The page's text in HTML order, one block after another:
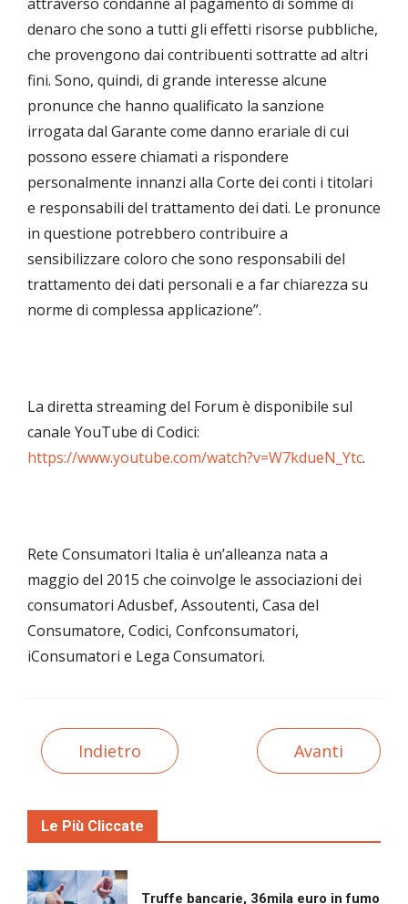
denaro che sono a tutti gli effetti risorse pubbliche,
che provengono dai contribuenti sottratte ad altri
fini. Sono, quindi, di grande interesse alcune
pronunce che hanno qualificato la sanzione
irrogata dal Garante come danno erariale di cui
possono essere chiamati a rispondere
personalmente innanzi alla Corte dei conti i titolari
e responsabili del trattamento dei dati. Le pronunce
in questione potrebbero contribuire a
sensibilizzare coloro che sono responsabili del
trattamento dei dati personali e a far chiarezza su
norme di complessa applicazione”.
La diretta streaming del Forum è disponibile sul
canale YouTube di Codici:
https://www.youtube.com/watch?v=W7kdueN_Ytc.
Rete Consumatori Italia è un’alleanza nata a
maggio del 2015 che coinvolge le associazioni dei
consumatori Adusbef, Assoutenti, Casa del
Consumatore, Codici, Confconsumatori,
iConsumatori e Lega Consumatori.
Indietro Avanti
Le Più Cliccate
Truffe bancarie, 36mila euro in fumo